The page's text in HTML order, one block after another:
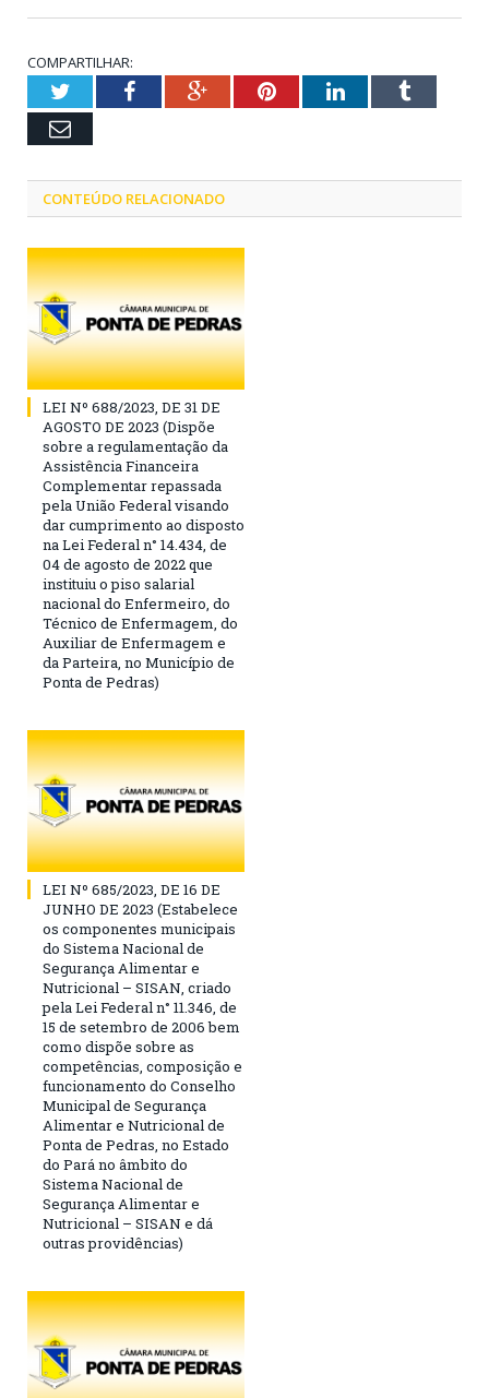
COMPARTILHAR:
TwitterFacebookGoogle+PinterestLinkedInTumblr
Email
CONTEÚDO RELACIONADO
LEI Nº 688/2023, DE 31 DE
AGOSTO DE 2023 (Dispõe
sobre a regulamentação da
Assistência Financeira
Complementar repassada
pela União Federal visando
dar cumprimento ao disposto
na Lei Federal n° 14.434, de
04 de agosto de 2022 que
instituiu o piso salarial
nacional do Enfermeiro, do
Técnico de Enfermagem, do
Auxiliar de Enfermagem e
da Parteira, no Município de
Ponta de Pedras)
LEI Nº 685/2023, DE 16 DE
JUNHO DE 2023 (Estabelece
os componentes municipais
do Sistema Nacional de
Segurança Alimentar e
Nutricional – SISAN, criado
pela Lei Federal n° 11.346, de
15 de setembro de 2006 bem
como dispõe sobre as
competências, composição e
funcionamento do Conselho
Municipal de Segurança
Alimentar e Nutricional de
Ponta de Pedras, no Estado
do Pará no âmbito do
Sistema Nacional de
Segurança Alimentar e
Nutricional – SISAN e dá
outras providências)